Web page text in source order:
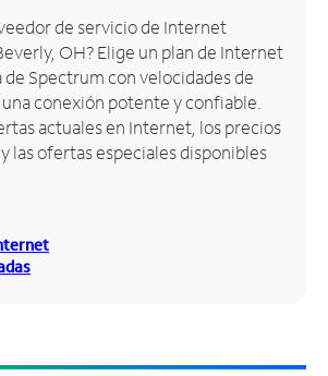
de servicio de Internet
OH? Elige un plan de Internet
Spectrum con velocidades de
una conexión potente y confiable.
actuales en Internet, los precios
las ofertas especiales disponibles